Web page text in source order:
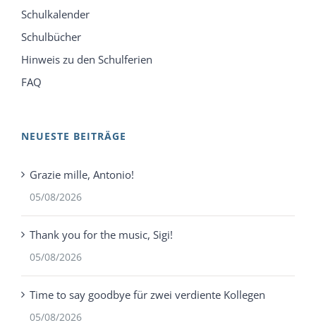
Schulkalender
Schulbücher
Hinweis zu den Schulferien
FAQ
NEUESTE BEITRÄGE
Grazie mille, Antonio!
05/08/2026
Thank you for the music, Sigi!
05/08/2026
Time to say goodbye für zwei verdiente Kollegen
05/08/2026